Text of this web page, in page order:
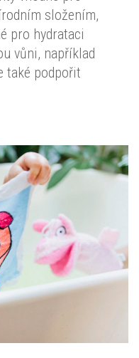
složením,
pro hydrataci
vůni, například
také podpořit